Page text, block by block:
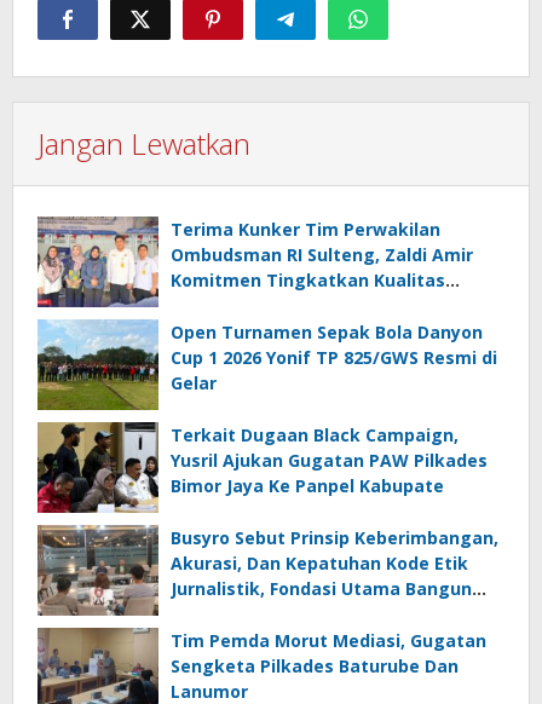
Jangan Lewatkan
Terima Kunker Tim Perwakilan
Ombudsman RI Sulteng, Zaldi Amir
Komitmen Tingkatkan Kualitas
Mal Administrasi
Open Turnamen Sepak Bola Danyon
Cup 1 2026 Yonif TP 825/GWS Resmi di
Gelar
Terkait Dugaan Black Campaign,
Yusril Ajukan Gugatan PAW Pilkades
Bimor Jaya Ke Panpel Kabupate
Busyro Sebut Prinsip Keberimbangan,
Akurasi, Dan Kepatuhan Kode Etik
Jurnalistik, Fondasi Utama Bangun
Tim Pemda Morut Mediasi, Gugatan
Sengketa Pilkades Baturube Dan
Lanumor